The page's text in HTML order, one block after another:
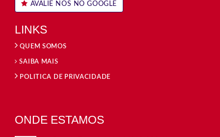
AVALIE NOS NO GOOGLE
LINKS
QUEM SOMOS
SAIBA MAIS
POLITICA DE PRIVACIDADE
ONDE ESTAMOS